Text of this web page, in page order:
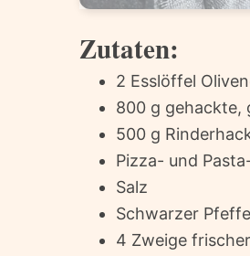
Zutaten:
2 Esslöffel
800 g gehackte,
500 g
Pizza- und
Salz
Schwarzer
4 Zweige